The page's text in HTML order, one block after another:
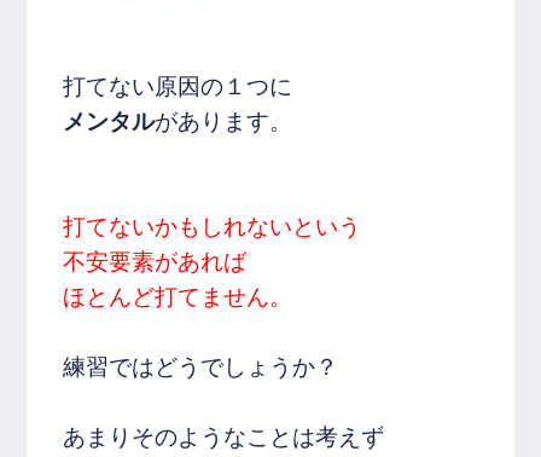
打てない原因の１つに
メンタルがあります。
打てないかもしれないという
不安要素があれば
ほとんど打てません。
練習ではどうでしょうか？
あまりそのようなことは考えず